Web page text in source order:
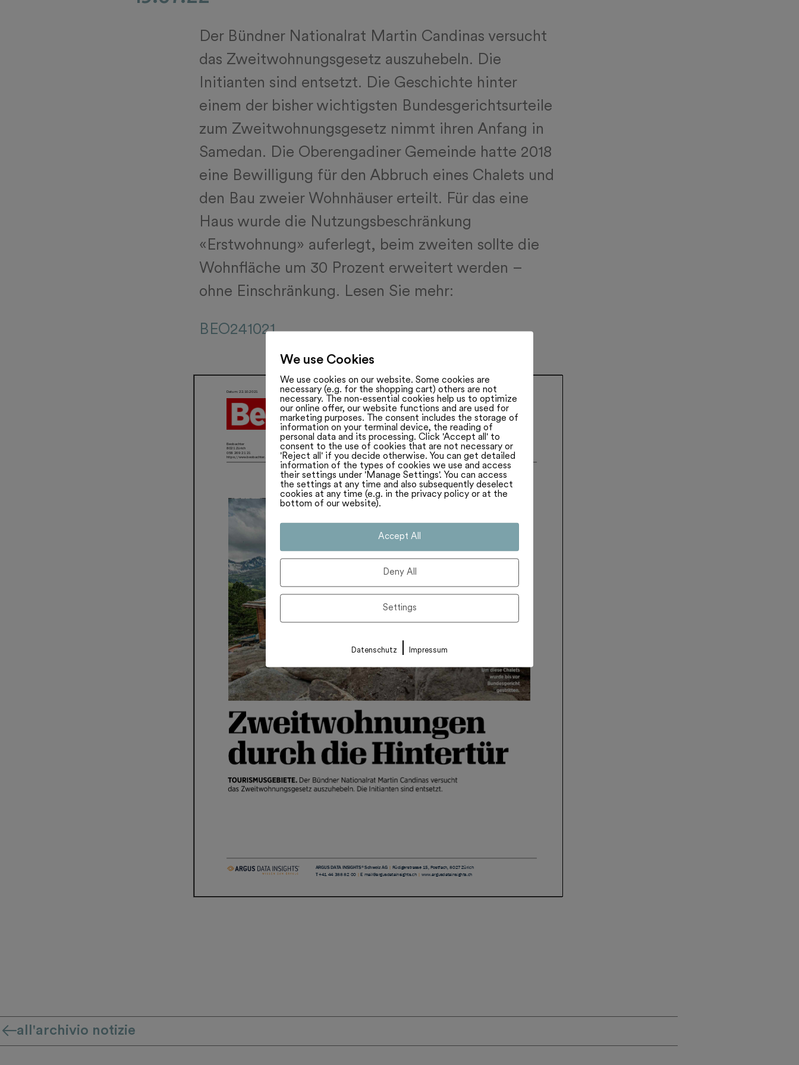
Der Bündner Nationalrat Martin Candinas versucht
das Zweitwohnungsgesetz auszuhebeln. Die
Initianten sind entsetzt. Die Geschichte hinter
einem der bisher wichtigsten Bundesgerichtsurteile
zum Zweitwohnungsgesetz nimmt ihren Anfang in
Samedan. Die Oberengadiner Gemeinde hatte 2018
eine Bewilligung für den Abbruch eines Chalets und
den Bau zweier Wohnhäuser erteilt. Für das eine
Haus wurde die Nutzungsbeschränkung
«Erstwohnung» auferlegt, beim zweiten sollte die
Wohnfläche um 30 Prozent erweitert werden –
ohne Einschränkung. Lesen Sie mehr:
BEO241021
all'archivio notizie
We use Cookies
We use cookies on our website. Some cookies are
necessary (e.g. for the shopping cart) others are not
necessary. The non-essential cookies help us to optimize
our online offer, our website functions and are used for
marketing purposes. The consent includes the storage of
information on your terminal device, the reading of
personal data and its processing. Click 'Accept all' to
consent to the use of cookies that are not necessary or
'Reject all' if you decide otherwise. You can get detailed
information of the types of cookies we use and access
their settings under 'Manage Settings'. You can access
the settings at any time and also subsequently deselect
cookies at any time (e.g. in the privacy policy or at the
bottom of our website).
Accept All
Deny All
Settings
Datenschutz Impressum